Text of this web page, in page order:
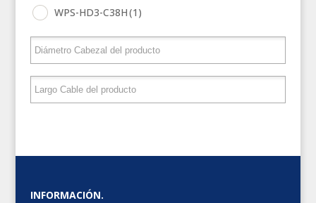
WPS-HD3-C38H(1)
INFORMACIÓN.